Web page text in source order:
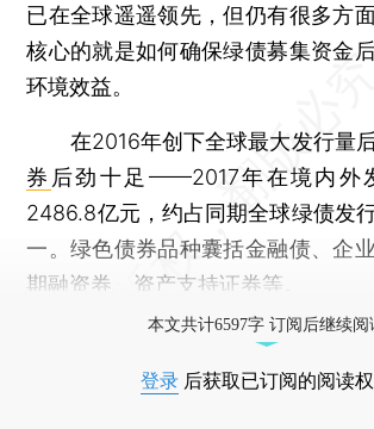
已在全球遥遥领先，但仍有很多方
核心的就是如何确保绿债募集资金
环境效益。
在2016年创下全球最大发行量
券 后劲十足——2017年在境内外
2486.8亿元，约占同期全球绿债发
一。绿色债券品种囊括金融债、企
期融资券、资产支持证券等。
本文共计6597字 订阅后继续阅
登录 后获取已订阅的阅读